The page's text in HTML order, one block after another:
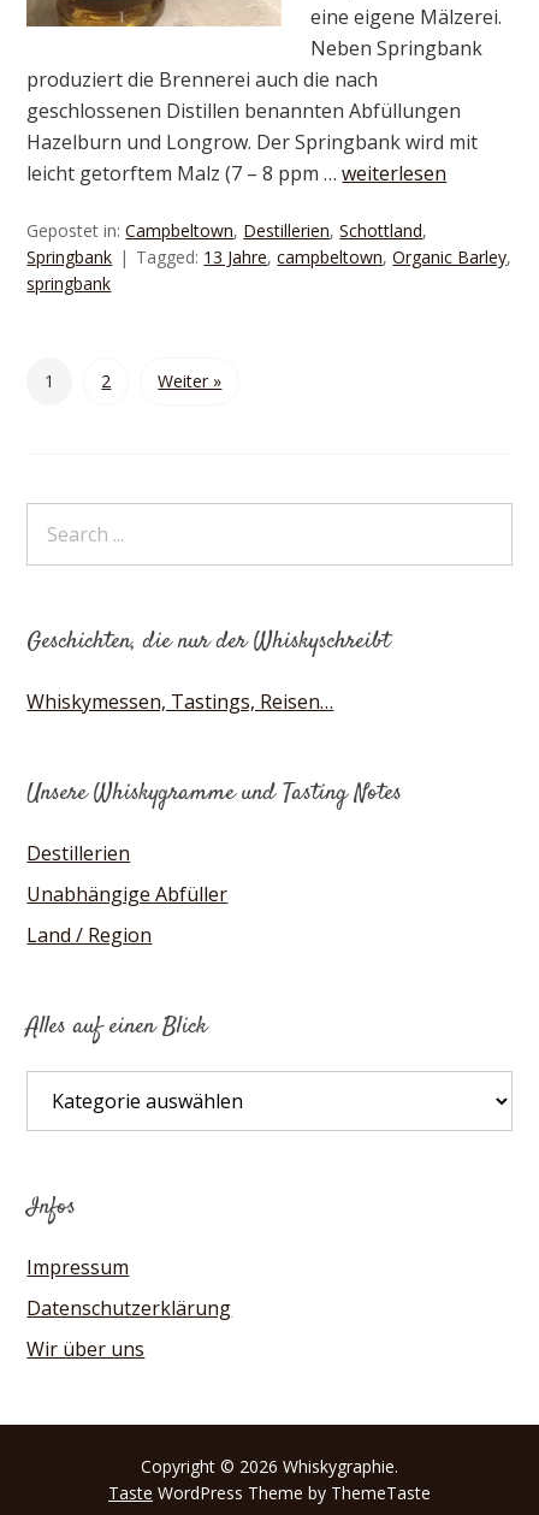
eine eigene Mälzerei.
Neben Springbank
produziert die Brennerei auch die nach
geschlossenen Distillen benannten Abfüllungen
Hazelburn und Longrow. Der Springbank wird mit
leicht getorftem Malz (7 – 8 ppm …weiterlesen
Gepostet in:Campbeltown, Destillerien,Schottland,
Springbank
Tagged: 13 Jahre,campbeltown,Organic Barley,
springbank
1 2 Weiter »
Geschichten, die nur der Whiskyschreibt
Whiskymessen, Tastings, Reisen…
Unsere Whiskygramme und Tasting Notes
Destillerien
Unabhängige Abfüller
Land / Region
Alles auf einen Blick
auf
Infos
Impressum
Datenschutzerklärung
Wir über uns
Copyright © 2026 Whiskygraphie.
Taste WordPress Theme by ThemeTaste